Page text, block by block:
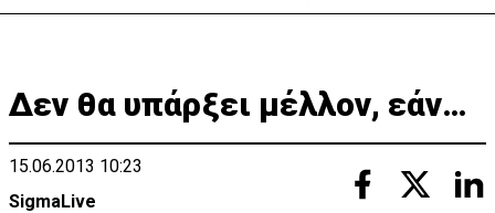
Δεν θα υπάρξει μέλλον, εάν…
15.06.2013 10:23
SigmaLive